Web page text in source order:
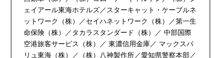
ェイアール東海ホテルズ／スターキャット・ケーブルネ
ットワーク（株）／セイハネットワーク（株）／第一生
命保険（株）／タカラスタンダード（株）／ 中部国際
空港旅客サービス（株）／ 東濃信用金庫／ マックスバ
リュ東海（株）／（株）八神製作所／愛知県警察本部／